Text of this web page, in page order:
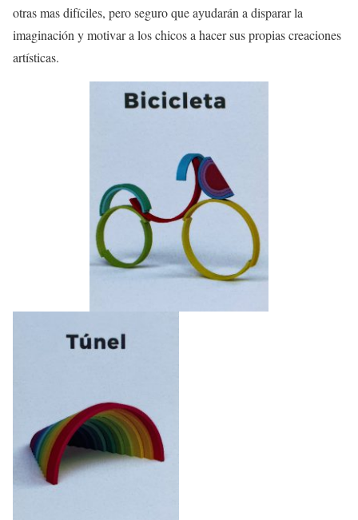
otras mas difíciles, pero seguro que ayudarán a disparar la
imaginación y motivar a los chicos a hacer sus propias creaciones
artísticas.